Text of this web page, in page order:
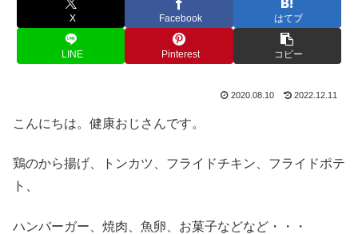
X Facebook はてブ
LINE Pinterest コピー
2020.08.10 2022.12.11
こんにちは。健康おじさんです。
鶏のから揚げ、トンカツ、フライドチキン、フライドポテ
ト、
ハンバーガー、焼肉、魚卵、お菓子などなど・・・